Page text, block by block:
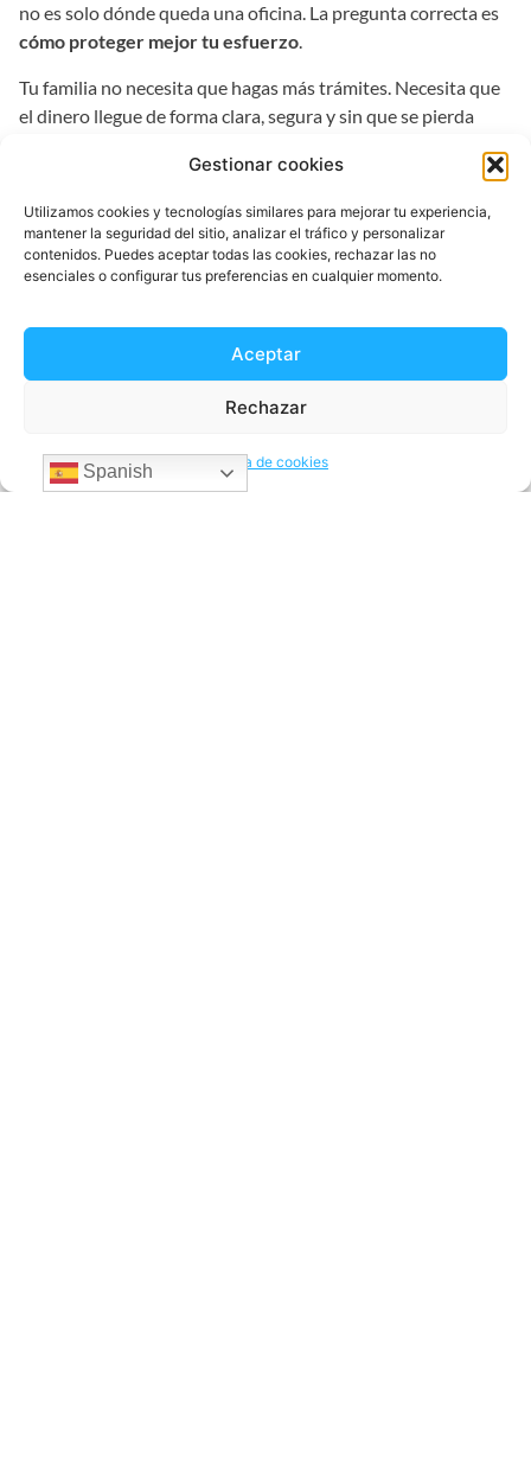
Gestionar cookies
Utilizamos cookies y tecnologías similares para mejorar tu experiencia,
mantener la seguridad del sitio, analizar el tráfico y personalizar
contenidos. Puedes aceptar todas las cookies, rechazar las no
esenciales o configurar tus preferencias en cualquier momento.
Aceptar
Rechazar
Política de cookies
no es solo dónde queda una oficina. La pregunta correcta es
cómo proteger mejor tu esfuerzo.
Tu familia no necesita que hagas más trámites. Necesita que
el dinero llegue de forma clara, segura y sin que se pierda
seguimiento y coste real, ves rápido qué opción te da más
Al final, mandar dinero no es solo una operación. Es una
forma de estar presente, de resolver y de darle un poco de
y comprueba hoy mismo cuánto
recibe tu familia. Empieza a enviar en minutos, con más
claridad sobre el proceso y sin depender de una oficina física
Spanish